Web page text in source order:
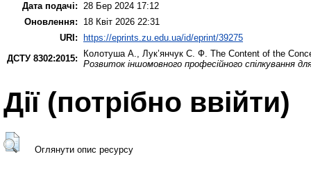
Дата подачі: 28 Бер 2024 17:12
Оновлення:
18 Квіт 2026 22:31
URI:
https://eprints.zu.edu.ua/id/eprint/39275
ДСТУ 8302:2015:
Колотуша А., Лук’янчук С. Ф. The Content of the
Розвиток іншомовного професійного спілкування
Дії ​​(потрібно ввійти)
Оглянути опис ресурсу